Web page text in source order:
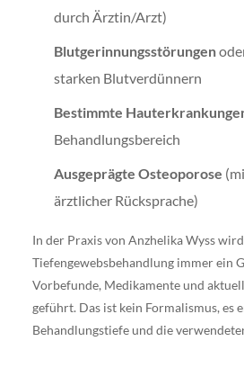
durch Ärztin/Arzt)
Blutgerinnungsstörungen
starken Blutverdünnern
Bestimmte
Behandlungsbereich
Ausgeprägte Osteoporose
ärztlicher Rücksprache)
In der Praxis von Anzhelika Wyss
Tiefengewebsbehandlung immer ein
Vorbefunde, Medikamente und
geführt. Das ist kein Formalismus, es
Behandlungstiefe und die